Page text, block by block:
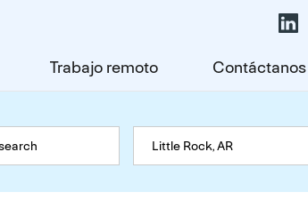
Trabajo remoto Contáctanos